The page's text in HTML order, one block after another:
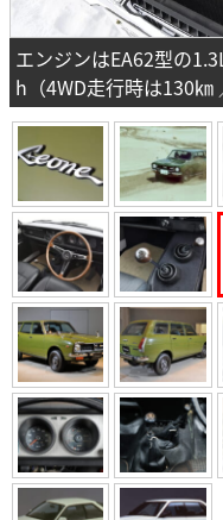
エンジンはEA62型の
h（4WD走行時は130㎞